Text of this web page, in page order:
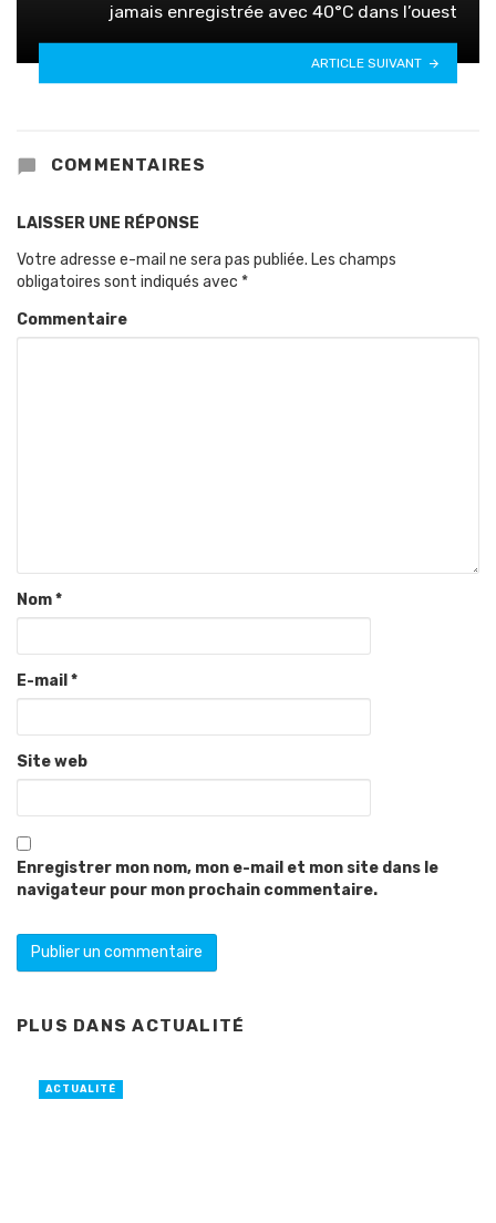
jamais enregistrée avec 40°C dans l’ouest
ARTICLE SUIVANT
COMMENTAIRES
LAISSER UNE RÉPONSE
Votre adresse e-mail ne sera pas publiée. Les champs
obligatoires sont indiqués avec *
Commentaire
Nom*
E-mail *
Site web
Enregistrer mon nom, mon e-mail et mon site dans le
navigateur pour mon prochain commentaire.
PLUS DANSACTUALITÉ
ACTUALITÉ